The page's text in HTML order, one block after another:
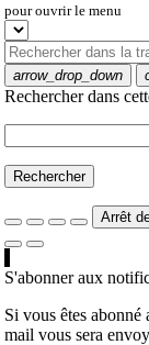
pour ouvrir le menu
arrow_drop_down
Rechercher dans
Rechercher
Arrêt
S'abonner aux
Si vous êtes
mail vous sera